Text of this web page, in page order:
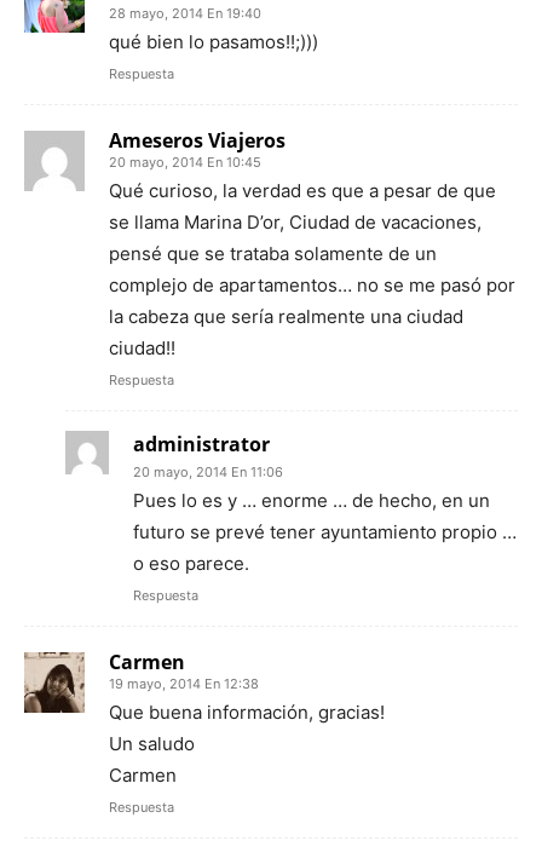
28 mayo, 2014 En 19:40
qué bien lo pasamos!!;)))
Respuesta
Ameseros Viajeros
20 mayo, 2014 En 10:45
Qué curioso, la verdad es que a pesar de que
se llama Marina D’or, Ciudad de vacaciones,
pensé que se trataba solamente de un
complejo de apartamentos… no se me pasó por
la cabeza que sería realmente una ciudad
ciudad!!
Respuesta
administrator
20 mayo, 2014 En 11:06
Pues lo es y … enorme … de hecho, en un
futuro se prevé tener ayuntamiento propio …
o eso parece.
Respuesta
Carmen
19 mayo, 2014 En 12:38
Que buena información, gracias!
Un saludo
Carmen
Respuesta